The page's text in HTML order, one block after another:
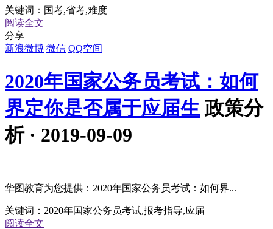
关键词： 国考,省考,难度
阅读全文
分享
新浪微博 微信 QQ空间
2020年国家公务员考试：如何
界定你是否属于应届生 政策分
析 · 2019-09-09
华图教育为您提供：2020年国家公务员考试：如何界...
关键词： 2020年国家公务员考试,报考指导,应届
阅读全文